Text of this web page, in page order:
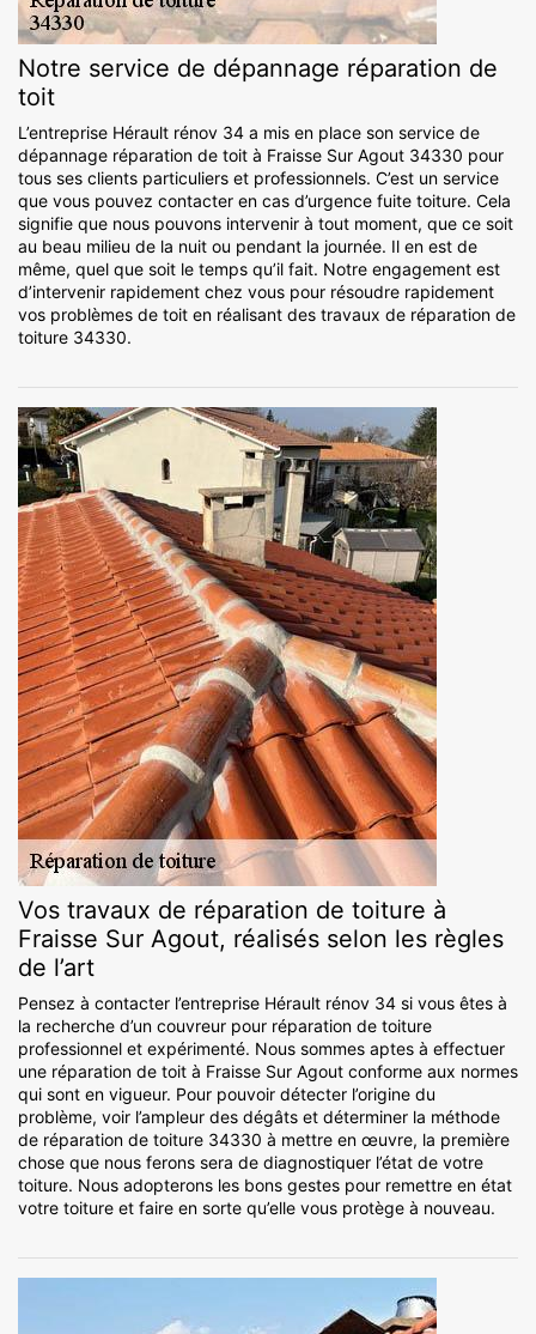
Notre service de dépannage réparation de
toit
L’entreprise Hérault rénov 34 a mis en place son service de
dépannage réparation de toit à Fraisse Sur Agout 34330 pour
tous ses clients particuliers et professionnels. C’est un service
que vous pouvez contacter en cas d’urgence fuite toiture. Cela
signifie que nous pouvons intervenir à tout moment, que ce soit
au beau milieu de la nuit ou pendant la journée. Il en est de
même, quel que soit le temps qu’il fait. Notre engagement est
d’intervenir rapidement chez vous pour résoudre rapidement
vos problèmes de toit en réalisant des travaux de réparation de
toiture 34330.
Vos travaux de réparation de toiture à
Fraisse Sur Agout, réalisés selon les règles
de l’art
Pensez à contacter l’entreprise Hérault rénov 34 si vous êtes à
la recherche d’un couvreur pour réparation de toiture
professionnel et expérimenté. Nous sommes aptes à effectuer
une réparation de toit à Fraisse Sur Agout conforme aux normes
qui sont en vigueur. Pour pouvoir détecter l’origine du
problème, voir l’ampleur des dégâts et déterminer la méthode
de réparation de toiture 34330 à mettre en œuvre, la première
chose que nous ferons sera de diagnostiquer l’état de votre
toiture. Nous adopterons les bons gestes pour remettre en état
votre toiture et faire en sorte qu’elle vous protège à nouveau.